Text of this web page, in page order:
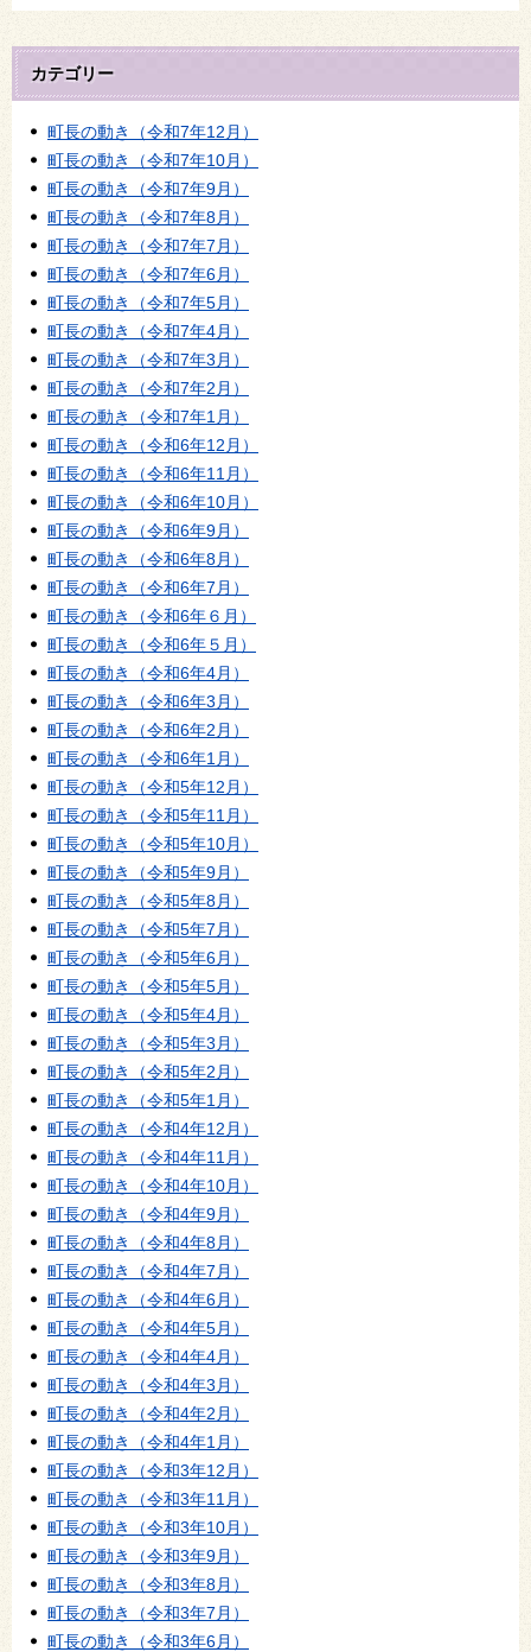
カテゴリー
町長の動き（令和7年12月）
町長の動き（令和7年10月）
町長の動き（令和7年9月）
町長の動き（令和7年8月）
町長の動き（令和7年7月）
町長の動き（令和7年6月）
町長の動き（令和7年5月）
町長の動き（令和7年4月）
町長の動き（令和7年3月）
町長の動き（令和7年2月）
町長の動き（令和7年1月）
町長の動き（令和6年12月）
町長の動き（令和6年11月）
町長の動き（令和6年10月）
町長の動き（令和6年9月）
町長の動き（令和6年8月）
町長の動き（令和6年7月）
町長の動き（令和6年６月）
町長の動き（令和6年５月）
町長の動き（令和6年4月）
町長の動き（令和6年3月）
町長の動き（令和6年2月）
町長の動き（令和6年1月）
町長の動き（令和5年12月）
町長の動き（令和5年11月）
町長の動き（令和5年10月）
町長の動き（令和5年9月）
町長の動き（令和5年8月）
町長の動き（令和5年7月）
町長の動き（令和5年6月）
町長の動き（令和5年5月）
町長の動き（令和5年4月）
町長の動き（令和5年3月）
町長の動き（令和5年2月）
町長の動き（令和5年1月）
町長の動き（令和4年12月）
町長の動き（令和4年11月）
町長の動き（令和4年10月）
町長の動き（令和4年9月）
町長の動き（令和4年8月）
町長の動き（令和4年7月）
町長の動き（令和4年6月）
町長の動き（令和4年5月）
町長の動き（令和4年4月）
町長の動き（令和4年3月）
町長の動き（令和4年2月）
町長の動き（令和4年1月）
町長の動き（令和3年12月）
町長の動き（令和3年11月）
町長の動き（令和3年10月）
町長の動き（令和3年9月）
町長の動き（令和3年8月）
町長の動き（令和3年7月）
町長の動き（令和3年6月）